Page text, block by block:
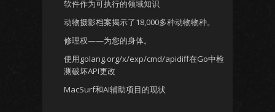
软件作为可执行的领域知识
动物摄影档案揭示了18,000多种动物物种。
修理权——为您的身体。
使用golang.org/x/exp/cmd/apidiff在Go中检
测破坏API更改
MacSurf和AI辅助项目的现状